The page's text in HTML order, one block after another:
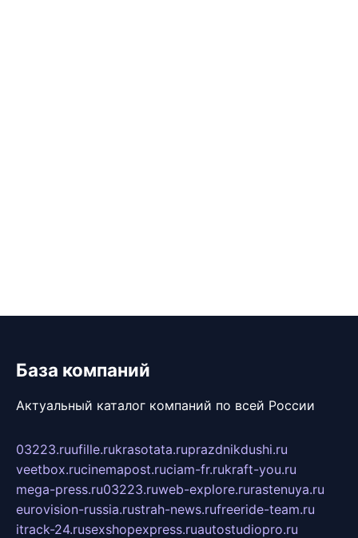
База компаний
Актуальный каталог компаний по всей России
03223.ruufille.rukrasotata.ruprazdnikdushi.ru
veetbox.rucinemapost.ruciam-fr.rukraft-you.ru
mega-press.ru03223.ruweb-explore.rurastenuya.ru
eurovision-russia.rustrah-news.rufreeride-team.ru
itrack-24.rusexshopexpress.ruautostudiopro.ru